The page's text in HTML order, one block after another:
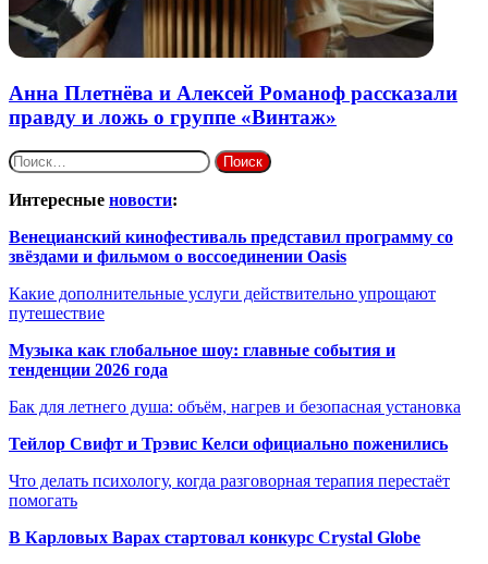
Анна Плетнёва и Алексей Романоф рассказали
правду и ложь о группе «Винтаж»
Найти:
Интересные новости:
Венецианский кинофестиваль представил программу со
звёздами и фильмом о воссоединении Oasis
Какие дополнительные услуги действительно упрощают
путешествие
Музыка как глобальное шоу: главные события и
тенденции 2026 года
Бак для летнего душа: объём, нагрев и безопасная установка
Тейлор Свифт и Трэвис Келси официально поженились
Что делать психологу, когда разговорная терапия перестаёт
помогать
В Карловых Варах стартовал конкурс Crystal Globe